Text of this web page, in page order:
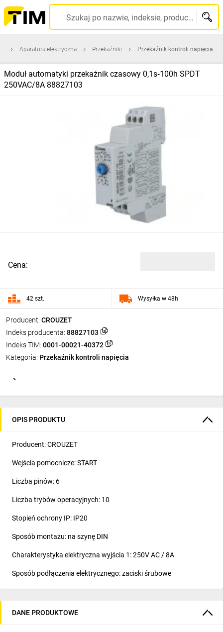
Szukaj po nazwie, indeksie, producencie, kodzie kreskowym...
Aparatura elektryczna Przekaźniki Przekaźnik kontroli napięcia
Moduł automatyki przekaźnik czasowy 0,1s‑100h SPDT
250VAC/8A 88827103
Producent: CROUZET
Indeks producenta: 88827103
Indeks TIM: 0001-00021-40372
Kategoria: Przekaźnik kontroli napięcia
Cena:
42 szt. Wysyłka w 48h
OPIS PRODUKTU
Producent: CROUZET
Wejścia pomocnicze: START
Liczba pinów: 6
Liczba trybów operacyjnych: 10
Stopień ochrony IP: IP20
Sposób montażu: na szynę DIN
Charakterystyka elektryczna wyjścia 1: 250V AC / 8A
Sposób podłączenia elektrycznego: zaciski śrubowe
Rodzaj wyjścia: SPDT
Seria producenta: MUR
DANE PRODUKTOWE